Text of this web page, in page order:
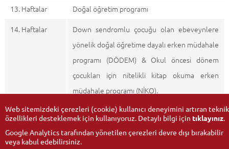
13. Haftalar
Doğal öğretim programı
14. Haftalar
Down sendromlu çocuğu olan ebeveynlere
yönelik doğal öğretime dayalı erken müdahale
programı (DÖDEM) & Okul öncesi dönem
çocukları için nitelikli kitap okuma erken
müdahale programı (NİKO).
Web sitemizdeki çerezleri (cookie) kullanıcı deneyimini artıran teknik
özellikleri desteklemek için kullanıyoruz. Detaylı bilgi için tıklayınız.
Google Analytics tarafından yönetilen çerezleri devre dışı bırakabilir
veya kabul edebilirsiniz.